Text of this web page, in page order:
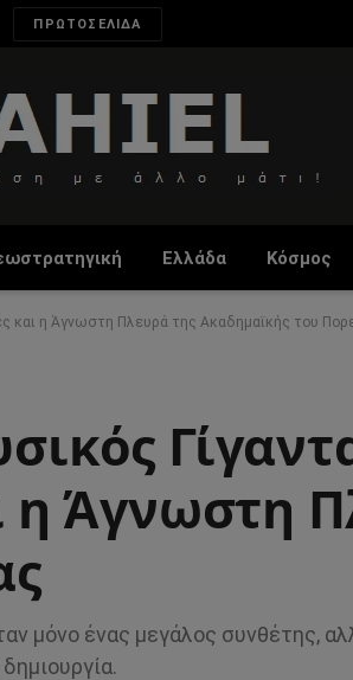
ΠΡΩΤΟΣΕΛΙΔΑ
Ελλάδα Κόσμος
και η Άγνωστη Πλευρά της Ακαδημαϊκής του
η Άγνωστη
μόνο ένας μεγάλος συνθέτης,